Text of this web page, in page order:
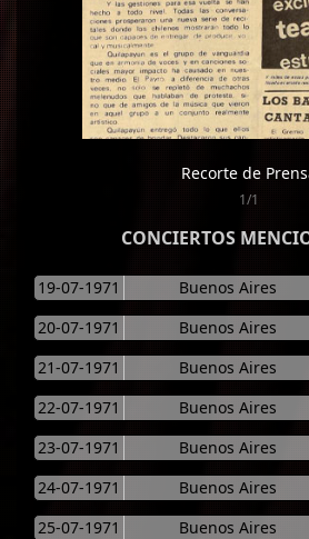
Recorte de
1/1
CONCIERTOS
19-07-1971
Buenos Aires
20-07-1971
Buenos Aires
21-07-1971
Buenos Aires
22-07-1971
Buenos Aires
23-07-1971
Buenos Aires
24-07-1971
Buenos Aires
25-07-1971
Buenos Aires